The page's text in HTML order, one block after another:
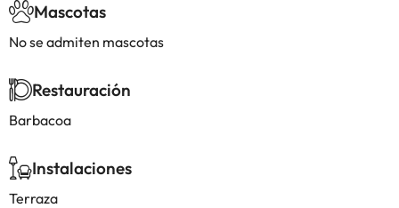
Mascotas
No se admiten mascotas
Restauración
Barbacoa
Instalaciones
Terraza